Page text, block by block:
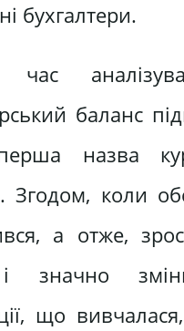
бухгалтери.
баланс
назва
Згодом, коли
а отже,
значно
що